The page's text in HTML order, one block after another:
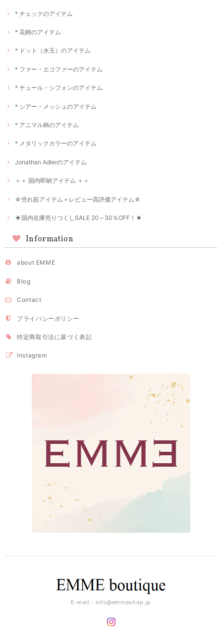
* チェックのアイテム
* 花柄のアイテム
* ドット（水玉）のアイテム
* ファー・エコファーのアイテム
* チュール・シフォンのアイテム
* シアー・メッシュのアイテム
* アニマル柄のアイテム
* メタリックカラーのアイテム
Jonathan Adlerのアイテム
＋＋ 国内即納アイテム ＋＋
☆売れ筋アイテム＋レビュー高評価アイテム☆
★国内在庫売りつくしSALE 20～30％OFF！★
Information
about EMME
Blog
Contact
プライバシーポリシー
特定商取引法に基づく表記
Instagram
E-mail： info@emmeshop.jp